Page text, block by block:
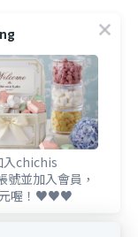
婚
入chichis
並加入會員，
元喔！♥️♥️♥️